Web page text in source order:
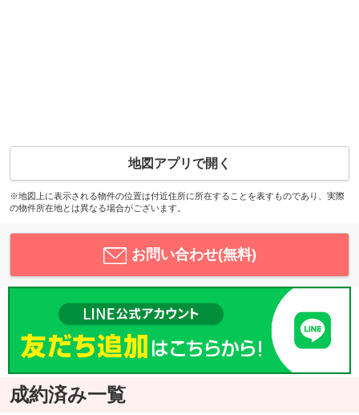
地図アプリで開く
※地図上に表示される物件の位置は付近住所に所在することを表すものであり、実際
の物件所在地とは異なる場合がございます。
お問い合わせ(無料)
成約済み一覧